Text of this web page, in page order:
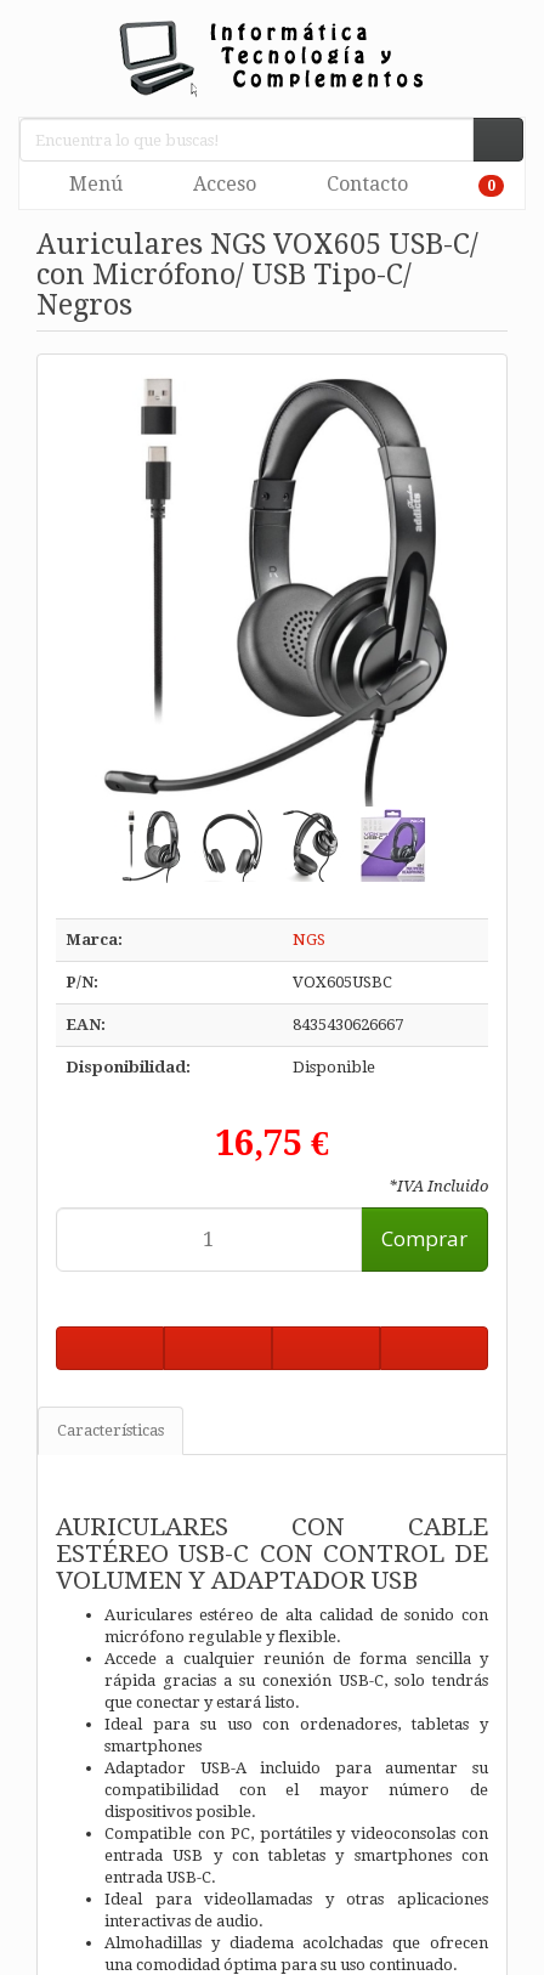
Menú Acceso Contacto 0
Auriculares NGS VOX605 USB-C/
con Micrófono/ USB Tipo-C/
Negros
Marca: NGS
P/N: VOX605USBC
EAN: 8435430626667
Disponibilidad: Disponible
16,75 €
*IVA Incluido
Comprar
Características
AURICULARES CON CABLE
ESTÉREO USB-C CON CONTROL DE
VOLUMEN Y ADAPTADOR USB
Auriculares estéreo de alta calidad de sonido con
micrófono regulable y flexible.
Accede a cualquier reunión de forma sencilla y
rápida gracias a su conexión USB-C, solo tendrás
que conectar y estará listo.
Ideal para su uso con ordenadores, tabletas y
smartphones
Adaptador USB-A incluido para aumentar su
compatibilidad con el mayor número de
dispositivos posible.
Compatible con PC, portátiles y videoconsolas con
entrada USB y con tabletas y smartphones con
entrada USB-C.
Ideal para videollamadas y otras aplicaciones
interactivas de audio.
Almohadillas y diadema acolchadas que ofrecen
una comodidad óptima para su uso continuado.